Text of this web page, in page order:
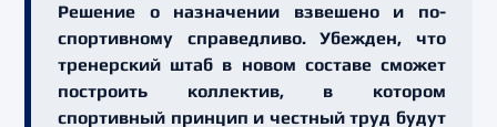
Решение о назначении взвешено и по-
спортивному справедливо. Убежден, что
тренерский штаб в новом составе сможет
построить коллектив, в котором
спортивный принцип и честный труд будут